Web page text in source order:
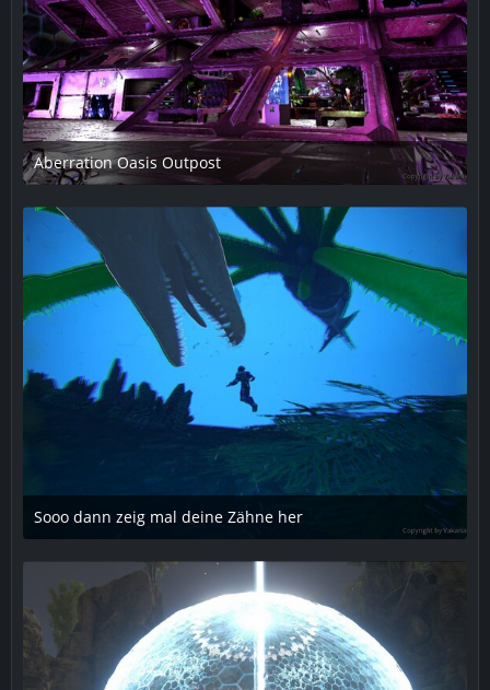
Aberration Oasis Outpost
11. Februar 2019 um 18:28
1
Sooo dann zeig mal deine Zähne her
4. März 2019 um 14:06
1